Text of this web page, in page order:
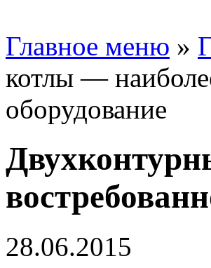
Главное меню »
котлы —
оборудование
28.06.2015